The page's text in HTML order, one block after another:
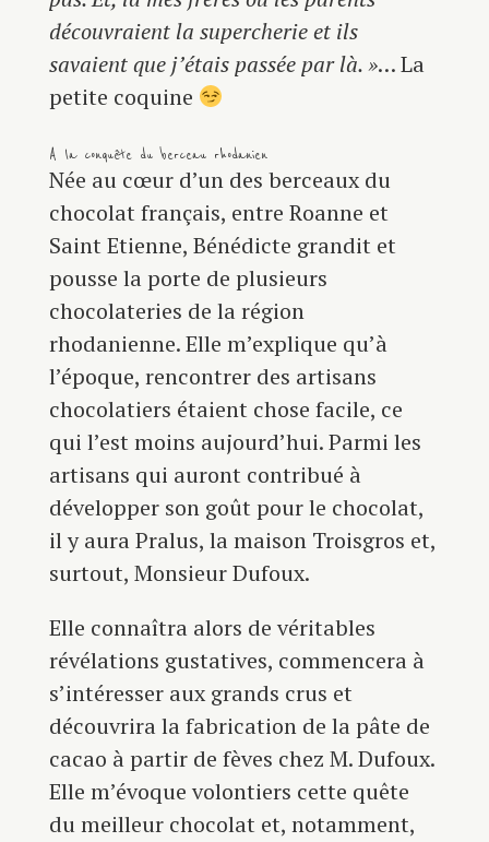
découvraient la supercherie et ils
savaient que j’étais passée par là. »… La
petite coquine
A la conquête du berceau rhodanien
Née au cœur d’un des berceaux du
chocolat français, entre Roanne et
Saint Etienne, Bénédicte grandit et
pousse la porte de plusieurs
chocolateries de la région
rhodanienne. Elle m’explique qu’à
l’époque, rencontrer des artisans
chocolatiers étaient chose facile, ce
qui l’est moins aujourd’hui. Parmi les
artisans qui auront contribué à
développer son goût pour le chocolat,
il y aura Pralus, la maison Troisgros et,
surtout, Monsieur Dufoux.
Elle connaîtra alors de véritables
révélations gustatives, commencera à
s’intéresser aux grands crus et
découvrira la fabrication de la pâte de
cacao à partir de fèves chez M. Dufoux.
Elle m’évoque volontiers cette quête
du meilleur chocolat et, notamment,